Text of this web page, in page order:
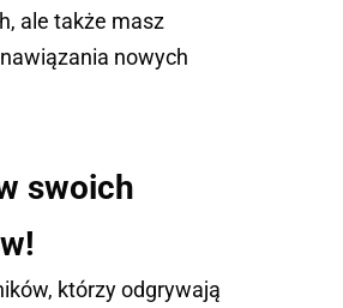
ale także masz
nowych
swoich
którzy odgrywają